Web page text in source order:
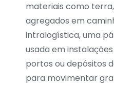
materiais como
agregados em
intralogística, uma
usada em
portos ou depósitos
para movimentar